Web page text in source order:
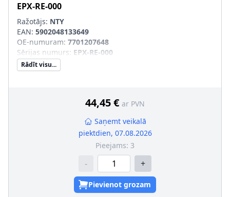
EPX-RE-000
Ražotājs: NTY
EAN: 5902048133649
OE-numuram: 7701207648
Sērijas numurs: EPX-RE-000
Rādīt visu...
44,45 € ar PVN
Saņemt veikalā
piektdien, 07.08.2026
Pieejams: 3
- +
Pievienot grozam